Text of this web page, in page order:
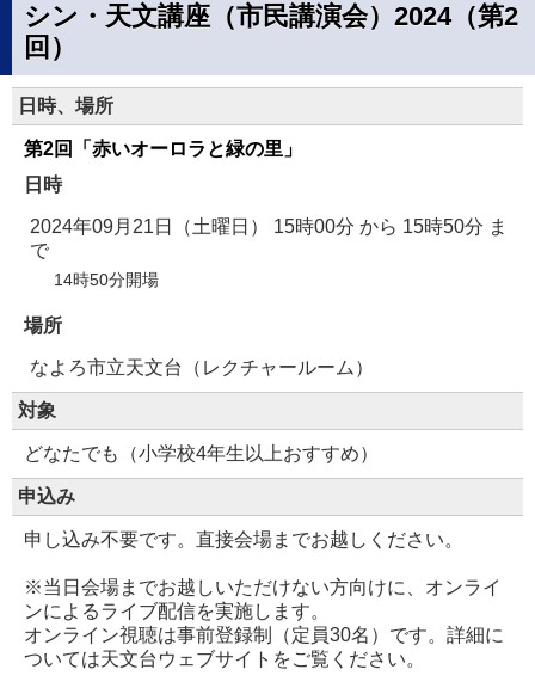
シン・天文講座（市民講演会）2024（第2
回）
日時、場所
第2回「赤いオーロラと緑の里」
日時
2024年09月21日（土曜日） 15時00分 から 15時50分 ま
で
14時50分開場
場所
なよろ市立天文台（レクチャールーム）
対象
どなたでも（小学校4年生以上おすすめ）
申込み
申し込み不要です。直接会場までお越しください。
※当日会場までお越しいただけない方向けに、オンライ
ンによるライブ配信を実施します。
オンライン視聴は事前登録制（定員30名）です。詳細に
ついては天文台ウェブサイトをご覧ください。